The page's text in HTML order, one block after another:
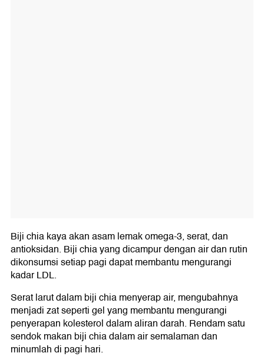
Biji chia kaya akan asam lemak omega-3, serat, dan
antioksidan. Biji chia yang dicampur dengan air dan rutin
dikonsumsi setiap pagi dapat membantu mengurangi
kadar LDL.
Serat larut dalam biji chia menyerap air, mengubahnya
menjadi zat seperti gel yang membantu mengurangi
penyerapan kolesterol dalam aliran darah. Rendam satu
sendok makan biji chia dalam air semalaman dan
minumlah di pagi hari.